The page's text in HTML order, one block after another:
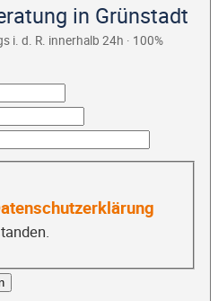
in Grünstadt
i. d. R. innerhalb 24h · 100%